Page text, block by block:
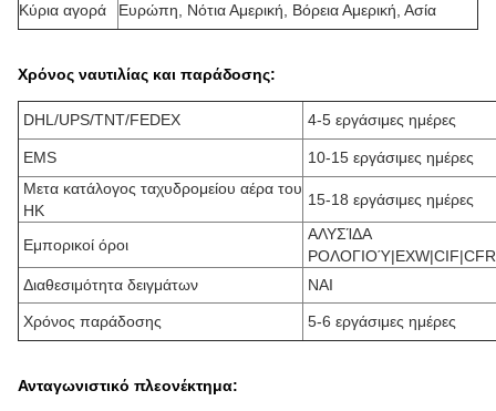
Κύρια αγορά Ευρώπη, Νότια Αμερική, Βόρεια Αμερική, Ασία
Χρόνος ναυτιλίας και παράδοσης:
DHL/UPS/TNT/FEDEX 4-5 εργάσιμες ημέρες
EMS
10-15 εργάσιμες ημέρες
Μετα κατάλογος ταχυδρομείου αέρα του
HK
15-18 εργάσιμες ημέρες
Εμπορικοί όροι
ΑΛΥΣΊΔΑ
ΡΟΛΟΓΙΟΎ|EXW|CIF|CFR
Διαθεσιμότητα δειγμάτων
ΝΑΙ
Χρόνος παράδοσης 5-6 εργάσιμες ημέρες
Ανταγωνιστικό πλεονέκτημα: